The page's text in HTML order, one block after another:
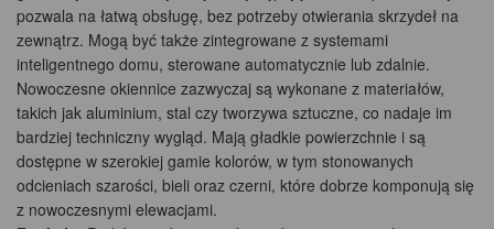
pozwala na łatwą obsługę, bez potrzeby otwierania skrzydeł na
zewnątrz. Mogą być także zintegrowane z systemami
inteligentnego domu, sterowane automatycznie lub zdalnie.
Nowoczesne okiennice zazwyczaj są wykonane z materiałów,
takich jak aluminium, stal czy tworzywa sztuczne, co nadaje im
bardziej techniczny wygląd. Mają gładkie powierzchnie i są
dostępne w szerokiej gamie kolorów, w tym stonowanych
odcieniach szarości, bieli oraz czerni, które dobrze komponują się
z nowoczesnymi elewacjami.